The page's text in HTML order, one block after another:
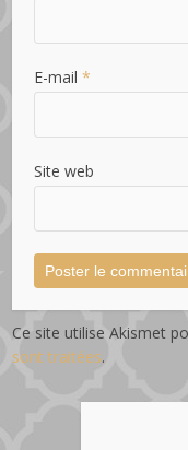
E-mail*
Site web
Ce site utilise Akismet
sont traitées.